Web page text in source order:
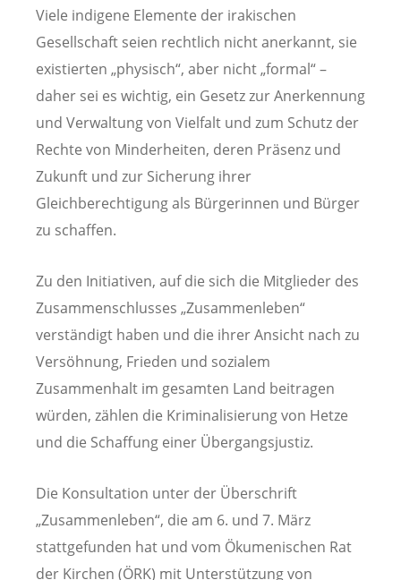
Viele indigene Elemente der irakischen
Gesellschaft seien rechtlich nicht anerkannt, sie
existierten „physisch“, aber nicht „formal“ –
daher sei es wichtig, ein Gesetz zur Anerkennung
und Verwaltung von Vielfalt und zum Schutz der
Rechte von Minderheiten, deren Präsenz und
Zukunft und zur Sicherung ihrer
Gleichberechtigung als Bürgerinnen und Bürger
zu schaffen.
Zu den Initiativen, auf die sich die Mitglieder des
Zusammenschlusses „Zusammenleben“
verständigt haben und die ihrer Ansicht nach zu
Versöhnung, Frieden und sozialem
Zusammenhalt im gesamten Land beitragen
würden, zählen die Kriminalisierung von Hetze
und die Schaffung einer Übergangsjustiz.
Die Konsultation unter der Überschrift
„Zusammenleben“, die am 6. und 7. März
stattgefunden hat und vom Ökumenischen Rat
der Kirchen (ÖRK) mit Unterstützung von